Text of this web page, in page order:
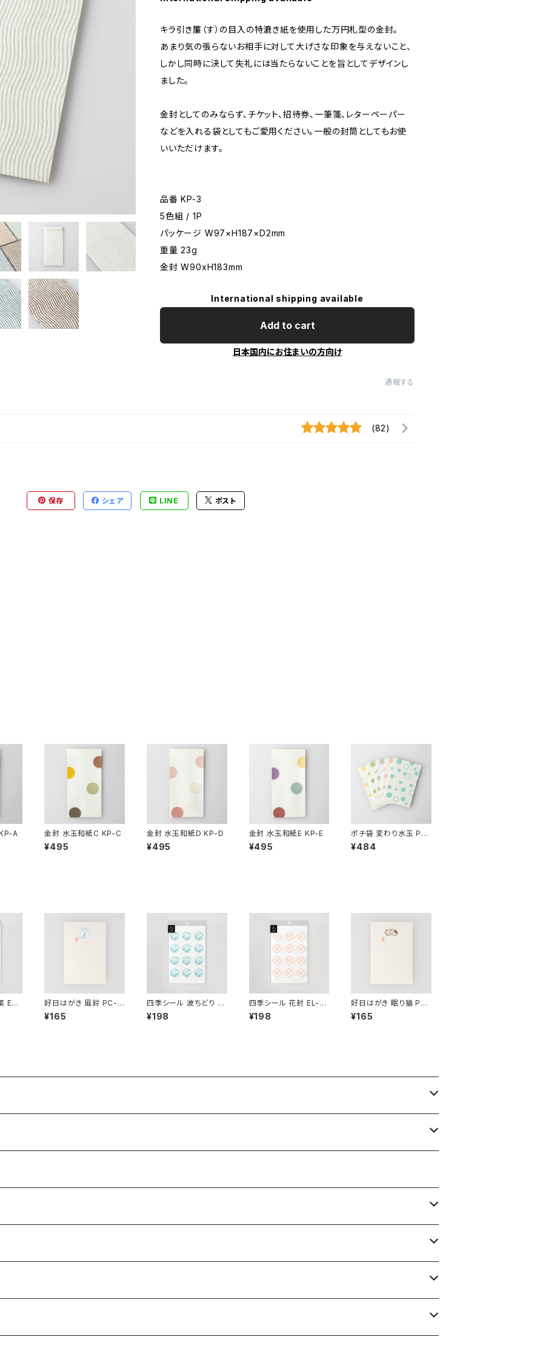
キラ引き簾（す）の目入の特漉き紙を使用した万円札型の金封。
あまり気の張らないお相手に対して大げさな印象を与えないこと、
しかし同時に決して失礼には当たらないことを旨としてデザインし
ました。
金封としてのみならず、チケット、招待券、一筆箋、レターペーパー
などを入れる袋としてもご愛用ください。一般の封筒としてもお使
いいただけます。
品番 KP-3
5色組 / 1P
パッケージ W97×H187×D2mm
重量 23g
金封 W90xH183mm
International shipping available
Add to cart
日本国内にお住まいの方向け
通報する
(82)
保存 シェア LINE ポスト
A 金封 水玉和紙C KP-C
¥495
金封 水玉和紙D KP-D
¥495
金封 水玉和紙E KP-E
¥495
ポチ袋 変わり水玉 PT-
4
¥484
EL-
好日はがき 風鈴 PC-1
30
¥165
四季シール 波ちどり EL
-10
¥198
四季シール 花封 EL-15
8
¥198
好日はがき 眠り猫 PC-
198
¥165